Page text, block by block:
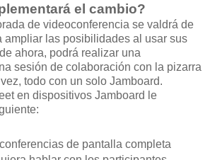
el cambio?
de videoconferencia se valdrá de
ampliar las posibilidades al usar sus
ahora, podrá realizar una
sesión de colaboración con la pizarra
todo con un solo Jamboard.
en dispositivos Jamboard le
de pantalla completa